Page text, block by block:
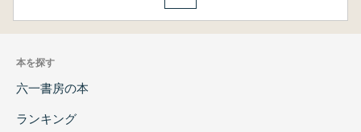
本を探す
六一書房の本
ランキング